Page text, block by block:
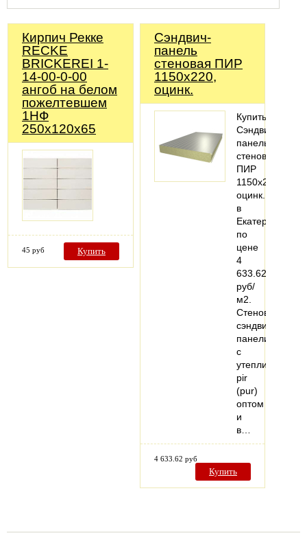
Кирпич Рекке
RECKE
BRICKEREI 1-
14-00-0-00
ангоб на белом
пожелтевшем
1НФ
250х120х65
45 руб Купить
Сэндвич-
панель
стеновая ПИР
1150x220,
оцинк.
Купить
Сэндвич-
панель
стеновая
ПИР
1150x220,
оцинк.
в
Екатеринбурге
по
цене
4
633.62
руб/
м2.
Стеновые
сэндвич-
панели
с
утеплителем
pir
(pur)
оптом
и
в…
4 633.62 руб
Купить